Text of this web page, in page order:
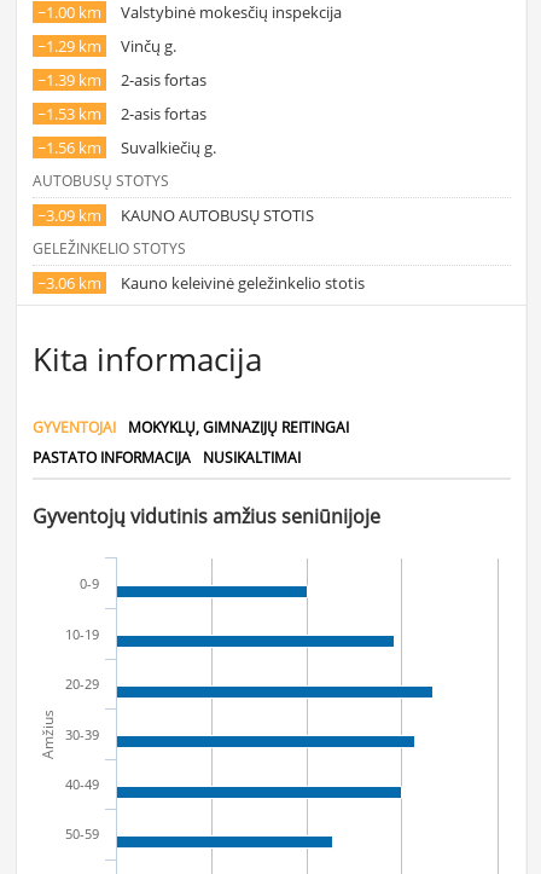
~1.00 km
Valstybinė mokesčių inspekcija
~1.29 km
Vinčų g.
~1.39 km
2-asis fortas
~1.53 km
2-asis fortas
~1.56 km
Suvalkiečių g.
AUTOBUSŲ STOTYS
~3.09 km KAUNO AUTOBUSŲ STOTIS
GELEŽINKELIO STOTYS
~3.06 km Kauno keleivinė geležinkelio stotis
Kita informacija
GYVENTOJAI
MOKYKLŲ, GIMNAZIJŲ REITINGAI
PASTATO INFORMACIJA
NUSIKALTIMAI
Gyventojų vidutinis amžius seniūnijoje
Amžius
0-9
10-19
20-29
30-39
40-49
50-59